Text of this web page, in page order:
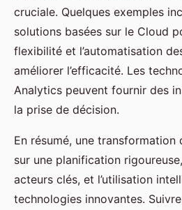
cruciale. Quelques exemples
solutions basées sur le Cloud
flexibilité et l’automatisation
améliorer l’efficacité. Les
Analytics peuvent fournir des
la prise de décision.
En résumé, une
sur une planification
acteurs clés, et l’utilisation
technologies innovantes.